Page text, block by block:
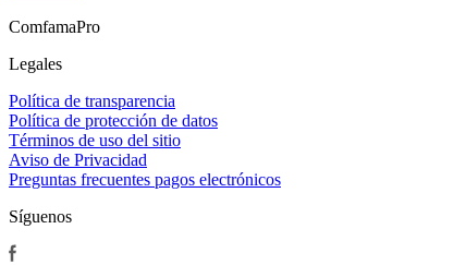
ComfamaPro
Legales
Política de transparencia
Política de protección de datos
Términos de uso del sitio
Aviso de Privacidad
Preguntas frecuentes pagos electrónicos
Síguenos